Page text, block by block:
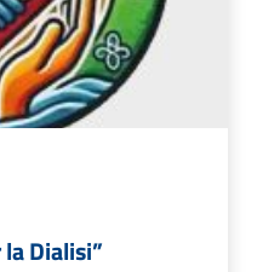
Dialisi”